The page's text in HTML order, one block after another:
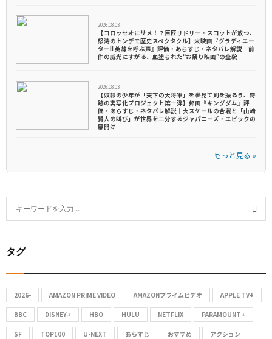
2026.08.03
【コロッセオにサメ！？巨匠リドリー・スコットが放つ、
怒涛のトンデモ歴史スペクタクル】米映画『グラディエー
ターII 英雄を呼ぶ声』評価・あらすじ・ネタバレ解説｜前
作の威光にすがる、血塗られた“お祭り映画”の全貌
2026.08.03
【奴隷の少年が「天下の大将軍」を夢見て剣を振るう、奇
跡の実写化プロジェクト第一弾】邦画『キングダム』評
価・あらすじ・ネタバレ解説｜大スケールの合戦と「山﨑
賢人の叫び」が世界を二分するジャパニーズ・エピックの
幕開け
もっと見る »
e
r
f
r
R
タグ
2026- AMAZON PRIME VIDEO AMAZONプライムビデオ APPLE TV+
BBC DISNEY+ HBO HULU NETFLIX PARAMOUNT+
SF TOP100 U-NEXT あらすじ おすすめ アクション